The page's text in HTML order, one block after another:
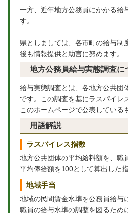
一方、近年地方公務員にかかる給
す。
県としましては、各市町の給与制
後も情報提供と助言に努めます。
地方公務員給与実態調査に
給与実態調査とは、各地方公共団
です。この調査を基にラスパイレ
このホームページで公表している
用語解説
ラスパイレス指数
地方公共団体の平均給料額を、職
平均俸給額を100として算出した指
地域手当
地域の民間賃金水準を公務員給与
職員の給与水準の調整を図るため